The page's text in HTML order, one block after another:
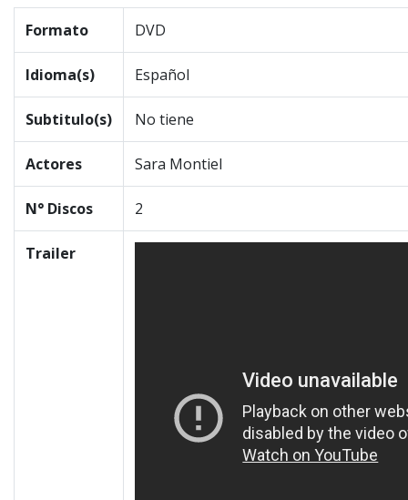
Formato DVD
Idioma(s) Español
Subtitulo(s) No tiene
Actores Sara Montiel
N° Discos 2
Trailer